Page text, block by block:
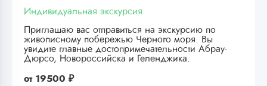
Индивидуальная экскурсия
Приглашаю вас отправиться на экскурсию по
живописному побережью Черного моря. Вы
увидите главные достопримечательности Абрау-
Дюрсо, Новороссийска и Геленджика.
от 19500 ₽